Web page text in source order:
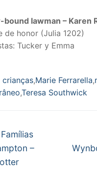
bound lawman – Karen
de honor (Julia 1202)
Tucker y Emma
crianças,Marie Ferrarella,
,Teresa Southwick
–